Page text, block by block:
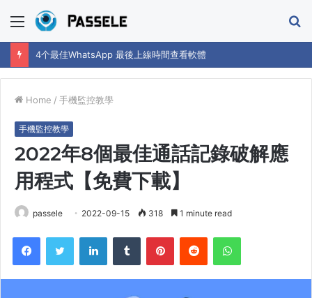
Menu
4个最佳WhatsApp 最後上線時間查看軟體
Home / 手機監控教學
手機監控教學
2022年8個最佳通話記錄破解應
用程式【免費下載】
passele 2022-09-15 318 1 minute read